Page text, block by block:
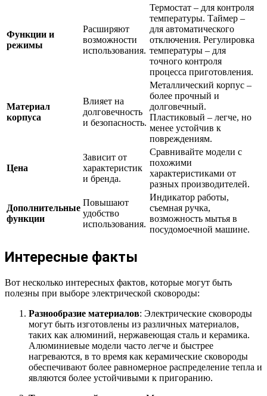
Функции и
режимы
Расширяют
возможности
использования.
Термостат – для контроля
температуры. Таймер –
для автоматического
отключения. Регулировка
температуры – для
точного контроля
процесса приготовления.
Материал
корпуса
Влияет на
долговечность
и безопасность.
Металлический корпус –
более прочный и
долговечный.
Пластиковый – легче, но
менее устойчив к
повреждениям.
Цена
Зависит от
характеристик
и бренда.
Сравнивайте модели с
похожими
характеристиками от
разных производителей.
Дополнительные
функции
Повышают
удобство
использования.
Индикатор работы,
съемная ручка,
возможность мытья в
посудомоечной машине.
Интересные факты
Вот несколько интересных фактов, которые могут быть
полезны при выборе электрической сковороды:
Разнообразие материалов: Электрические сковороды
могут быть изготовлены из различных материалов,
таких как алюминий, нержавеющая сталь и керамика.
Алюминиевые модели часто легче и быстрее
нагреваются, в то время как керамические сковороды
обеспечивают более равномерное распределение тепла и
являются более устойчивыми к пригоранию.